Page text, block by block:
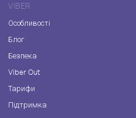
VIBER
Особливості
Блог
Безпека
Viber Out
Тарифи
Підтримка